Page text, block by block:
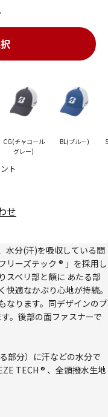
ト
CG(チャコール
グレー)
BL(ブルー)
せ
水分(汗)を吸収している間
リーズテック ® 」を採用し
スベリ部と額に あたる部
適なかぶり心地が持続。
なります。同デザインのプ
。後部の面ファスナーで
部分）に汗などの水分で
TECH ® 、全頭撥水生地